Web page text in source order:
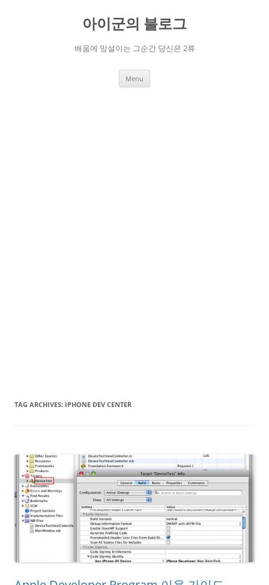
아이군의 블로그
배움에 망설이는 그순간 당신은 2류
Menu
TAG ARCHIVES: IPHONE DEV CENTER